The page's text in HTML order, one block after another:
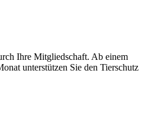
Ihre Mitgliedschaft. Ab einem
unterstützen Sie den Tierschutz